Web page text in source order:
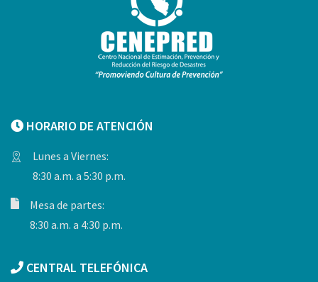
HORARIO DE ATENCIÓN
Lunes a Viernes:
8:30 a.m. a 5:30 p.m.
Mesa de partes:
8:30 a.m. a 4:30 p.m.
CENTRAL TELEFÓNICA